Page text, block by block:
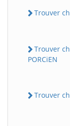
Trouver
Trouver
PORCiEN
Trouver